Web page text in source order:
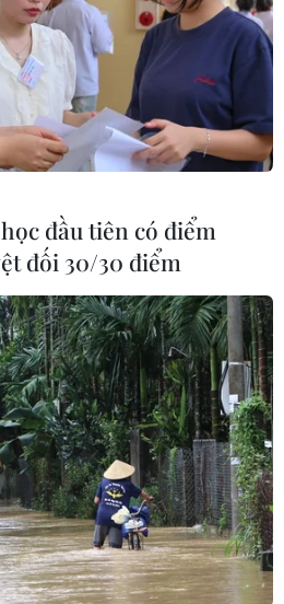
thị gắn liền với
đầu tiên có
đối 30/30
kết nối
Bắc
học Thương
26,5 điểm
đầu tiên có điểm
đối 30/30 điểm